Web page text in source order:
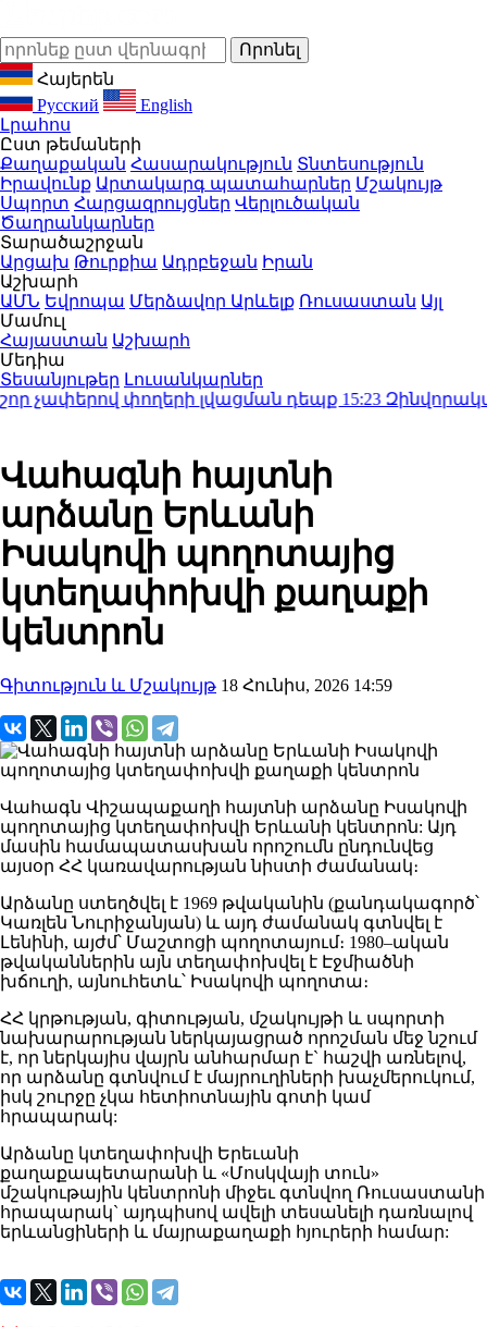
Հայերեն
Русский
English
Լրահոս
Ըստ թեմաների
Քաղաքական Հասարակություն Տնտեսություն
Իրավունք Արտակարգ պատահարներ Մշակույթ
Սպորտ Հարցազրույցներ Վերլուծական
Ծաղրանկարներ
Տարածաշրջան
Արցախ Թուրքիա Ադրբեջան Իրան
Աշխարհ
ԱՄՆ Եվրոպա Մերձավոր Արևելք Ռուսաստան Այլ
Մամուլ
Հայաստան Աշխարհ
Մեդիա
Տեսանյութեր Լուսանկարներ
փողերի լվացման դեպք15:23Զինվորական
Վահագնի հայտնի
արձանը Երևանի
Իսակովի պողոտայից
կտեղափոխվի քաղաքի
կենտրոն
Գիտություն և Մշակույթ 18 Հունիս, 2026 14:59
Վահագն Վիշապաքաղի հայտնի արձանը Իսակովի
պողոտայից կտեղափոխվի Երևանի կենտրոն: Այդ
մասին համապատասխան որոշումն ընդունվեց
այսօր ՀՀ կառավարության նիստի ժամանակ։
Արձանը ստեղծվել է 1969 թվականին (քանդակագործ՝
Կառլեն Նուրիջանյան) և այդ ժամանակ գտնվել է
Լենինի, այժմ՝ Մաշտոցի պողոտայում։ 1980–ական
թվականներին այն տեղափոխվել է Էջմիածնի
խճուղի, այնուհետև՝ Իսակովի պողոտա։
ՀՀ կրթության, գիտության, մշակույթի և սպորտի
նախարարության ներկայացրած որոշման մեջ նշում
է, որ ներկայիս վայրն անհարմար է` հաշվի առնելով,
որ արձանը գտնվում է մայրուղիների խաչմերուկում,
իսկ շուրջը չկա հետիոտնային գոտի կամ
հրապարակ:
Արձանը կտեղափոխվի Երեւանի
քաղաքապետարանի և «Մոսկվայի տուն»
մշակութային կենտրոնի միջեւ գտնվող Ռուսաստանի
հրապարակ` այդպիսով ավելի տեսանելի դառնալով
երևանցիների և մայրաքաղաքի հյուրերի համար: